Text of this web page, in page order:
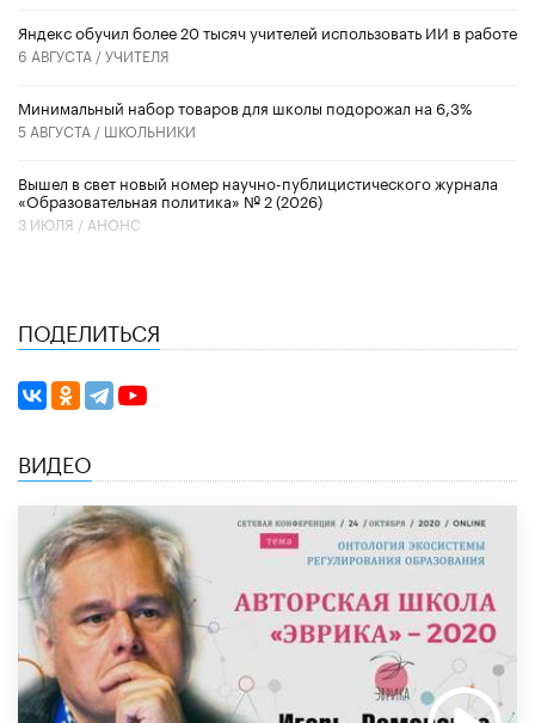
​Яндекс обучил более 20 тысяч учителей использовать ИИ в работе
6 АВГУСТА /УЧИТЕЛЯ
Минимальный набор товаров для школы подорожал на 6,3%
5 АВГУСТА / ШКОЛЬНИКИ
Вышел в свет новый номер научно-публицистического журнала
«Образовательная политика» № 2 (2026)
3 ИЮЛЯ / АНОНС
ПОДЕЛИТЬСЯ
ВИДЕО